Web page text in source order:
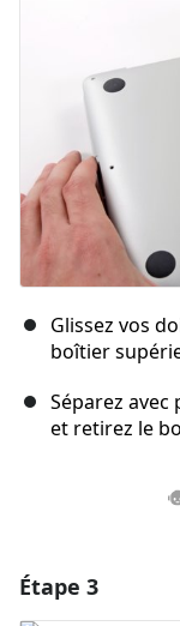
Glissez vos
boîtier
Séparez
et retirez le
Étape 3